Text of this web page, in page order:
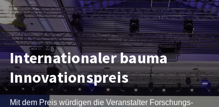
Internationaler bauma
Innovationspreis
Mit dem Preis würdigen die Veranstalter Forschungs-